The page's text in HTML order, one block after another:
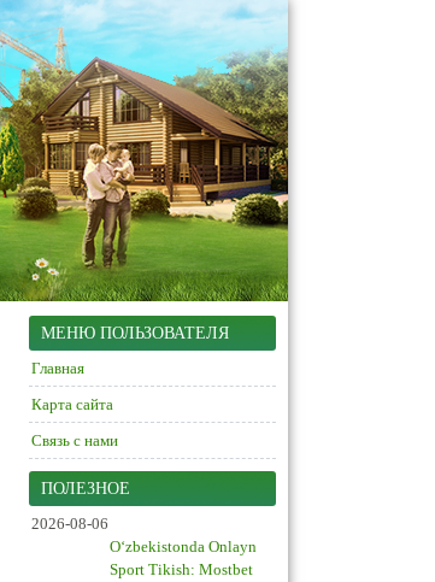
МЕНЮ ПОЛЬЗОВАТЕЛЯ
Главная
Карта сайта
Связь с нами
ПОЛЕЗНОЕ
2026-08-06
O‘zbekistonda Onlayn
Sport Tikish: Mostbet